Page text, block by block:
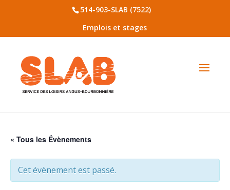
514-903-SLAB (7522)
Emplois et stages
« Tous les Évènements
Cet évènement est passé.